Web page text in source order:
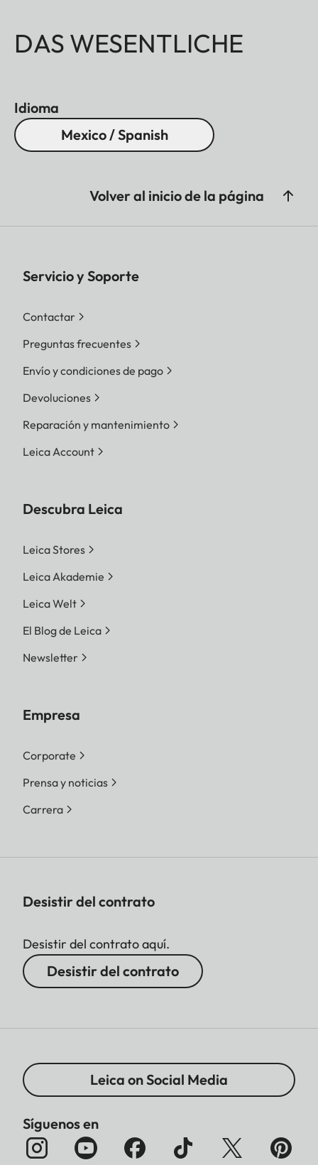
DAS WESENTLICHE
Idioma
Mexico / Spanish
Volver al inicio de la página
Servicio y Soporte
Contactar
Preguntas frecuentes
Envío y condiciones de pago
Devoluciones
Reparación y mantenimiento
Leica Account
Descubra Leica
Leica Stores
Leica Akademie
Leica Welt
El Blog de Leica
Newsletter
Empresa
Corporate
Prensa y noticias
Carrera
Desistir del contrato
Desistir del contrato aquí.
Desistir del contrato
Leica on Social Media
Síguenos en